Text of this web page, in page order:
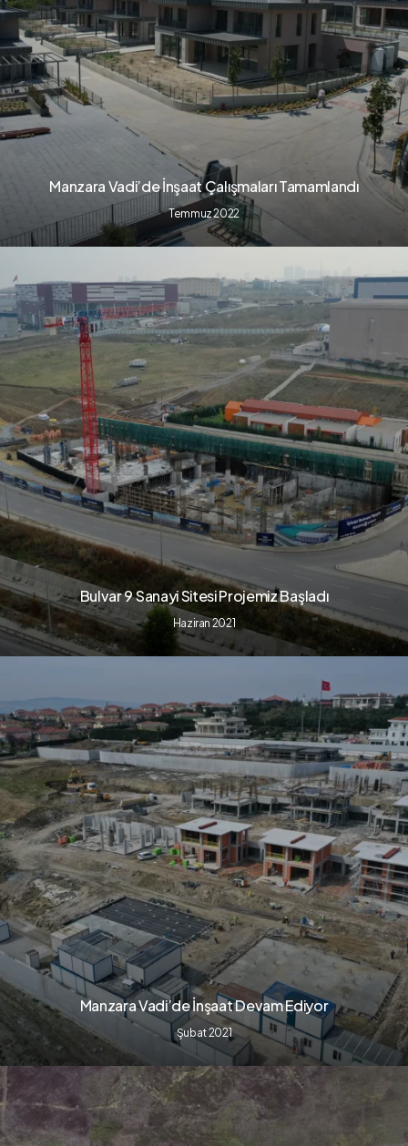
Manzara Vadi’de İnşaat Çalışmaları Tamamlandı
Temmuz 2022
Bulvar 9 Sanayi Sitesi Projemiz Başladı
Haziran 2021
Manzara Vadi’de İnşaat Devam Ediyor
Şubat 2021